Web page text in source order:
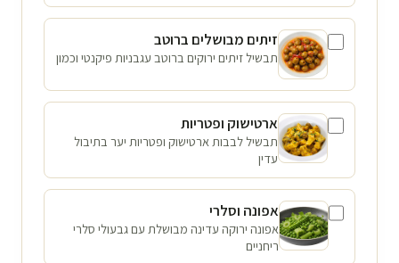
זיתים מבושלים ברוטב
תבשיל זיתים ירוקים ברוטב עגבניות פיקנטי וכמון
ארטישוק ופטריות
תבשיל לבבות ארטישוק ופטריות יער בתיבול
עדין
אפונה וסלרי
אפונה ירוקה עדינה מבושלת עם גבעולי סלרי
ריחניים